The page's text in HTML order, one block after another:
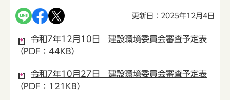
更新日：2025年12月4日
令和7年12月10日 建設環境委員会審査予定表
（PDF：44KB）
令和7年10月27日 建設環境委員会審査予定表
（PDF：121KB）